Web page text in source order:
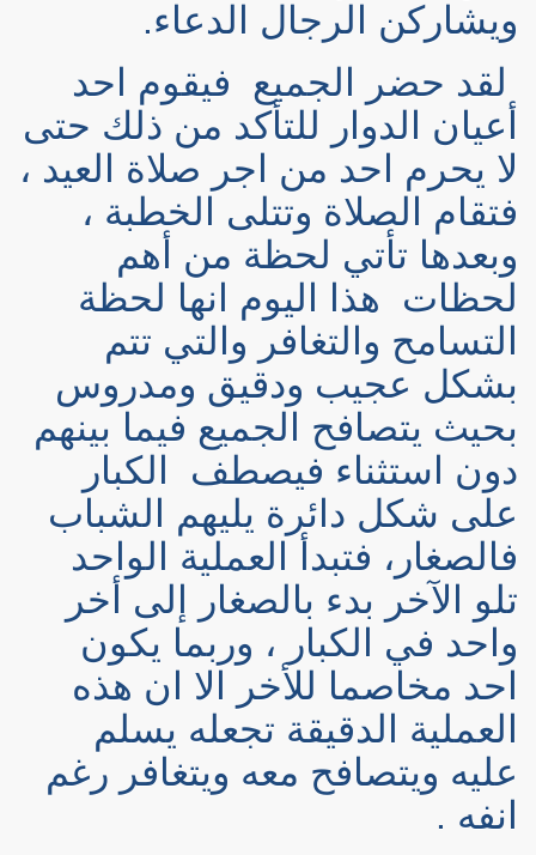
ويشاركن الرجال الدعاء.
لقد حضر الجميع
فيقوم احد
أعيان الدوار للتأكد من ذلك حتى
لا يحرم احد من اجر صلاة العيد ،
فتقام الصلاة وتتلى الخطبة ،
وبعدها تأتي لحظة من أهم
لحظات
هذا اليوم انها لحظة
التسامح والتغافر والتي تتم
بشكل عجيب ودقيق ومدروس
بحيث يتصافح الجميع فيما بينهم
دون استثناء فيصطف
الكبار
على شكل دائرة يليهم الشباب
فالصغار، فتبدأ العملية الواحد
تلو الآخر بدء بالصغار إلى أخر
واحد في الكبار ، وربما يكون
احد مخاصما للأخر الا ان هذه
العملية الدقيقة تجعله يسلم
عليه ويتصافح معه ويتغافر رغم
انفه .